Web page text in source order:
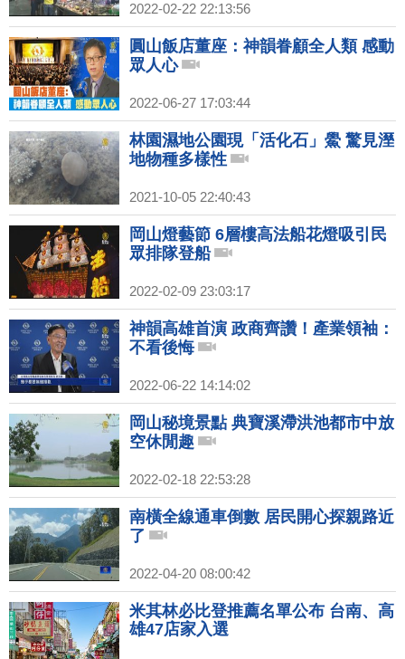
2022-02-22 22:13:56
圓山飯店董座：神韻眷顧全人類 感動
眾人心
2022-06-27 17:03:44
林園濕地公園現「活化石」鱟 驚見溼
地物種多樣性
2021-10-05 22:40:43
岡山燈藝節 6層樓高法船花燈吸引民
眾排隊登船
2022-02-09 23:03:17
神韻高雄首演 政商齊讚！產業領袖：
不看後悔
2022-06-22 14:14:02
岡山秘境景點 典寶溪滯洪池都市中放
空休閒趣
2022-02-18 22:53:28
南橫全線通車倒數 居民開心探親路近
了
2022-04-20 08:00:42
米其林必比登推薦名單公布 台南、高
雄47店家入選